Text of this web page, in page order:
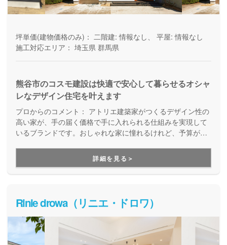
坪単価(建物価格のみ)： 二階建: 情報なし、 平屋: 情報なし
施工対応エリア： 埼玉県 群馬県
熊谷市のコスモ建設は快適で安心して暮らせるオシャ
レなデザイン住宅を叶えます
プロからのコメント： アトリエ建築家がつくるデザイン性の
高い家が、手の届く価格で手に入れられる仕組みを実現して
いるブランドです。おしゃれな家に憧れるけれど、予算が足
トを抑えつつ、デザイン性も機能性も両立した住まいを持ち
たい方にお勧めです。
詳細を見る＞
Rinie drowa（リニエ・ドロワ）